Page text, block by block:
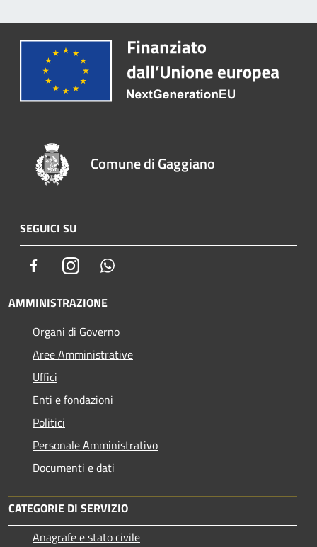
Comune di Gaggiano
SEGUICI SU
FacebookInstagram
AMMINISTRAZIONE
Organi di Governo
Aree Amministrative
Uffici
Enti e fondazioni
Politici
Personale Amministrativo
Documenti e dati
CATEGORIE DI SERVIZIO
Anagrafe e stato civile